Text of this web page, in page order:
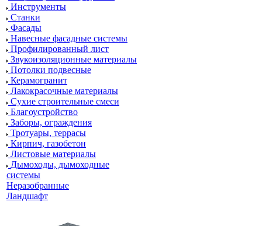
Инструменты
Станки
Фасады
Навесные фасадные системы
Профилированный лист
Звукоизоляционные материалы
Потолки подвесные
Керамогранит
Лакокрасочные материалы
Сухие строительные смеси
Благоустройство
Заборы, ограждения
Тротуары, террасы
Кирпич, газобетон
Листовые материалы
Дымоходы, дымоходные
системы
Неразобранные
Ландшафт